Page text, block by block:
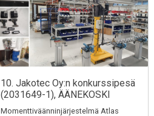
10. Jakotec Oy:n konkurssipesä
(2031649-1), ÄÄNEKOSKI
Momenttiväänninjärjestelmä Atlas